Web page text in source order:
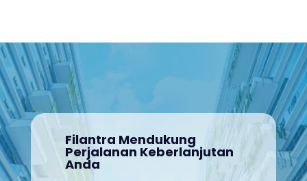
Filantra Mendukung
Perjalanan Keberlanjutan
Anda